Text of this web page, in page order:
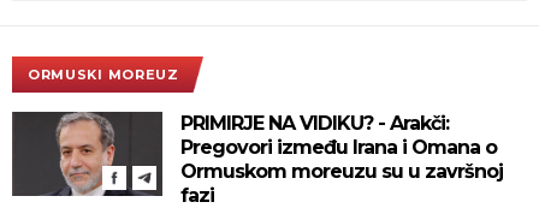
ORMUSKI MOREUZ
PRIMIRJE NA VIDIKU? - Arakči:
Pregovori između Irana i Omana o
Ormuskom moreuzu su u završnoj
fazi